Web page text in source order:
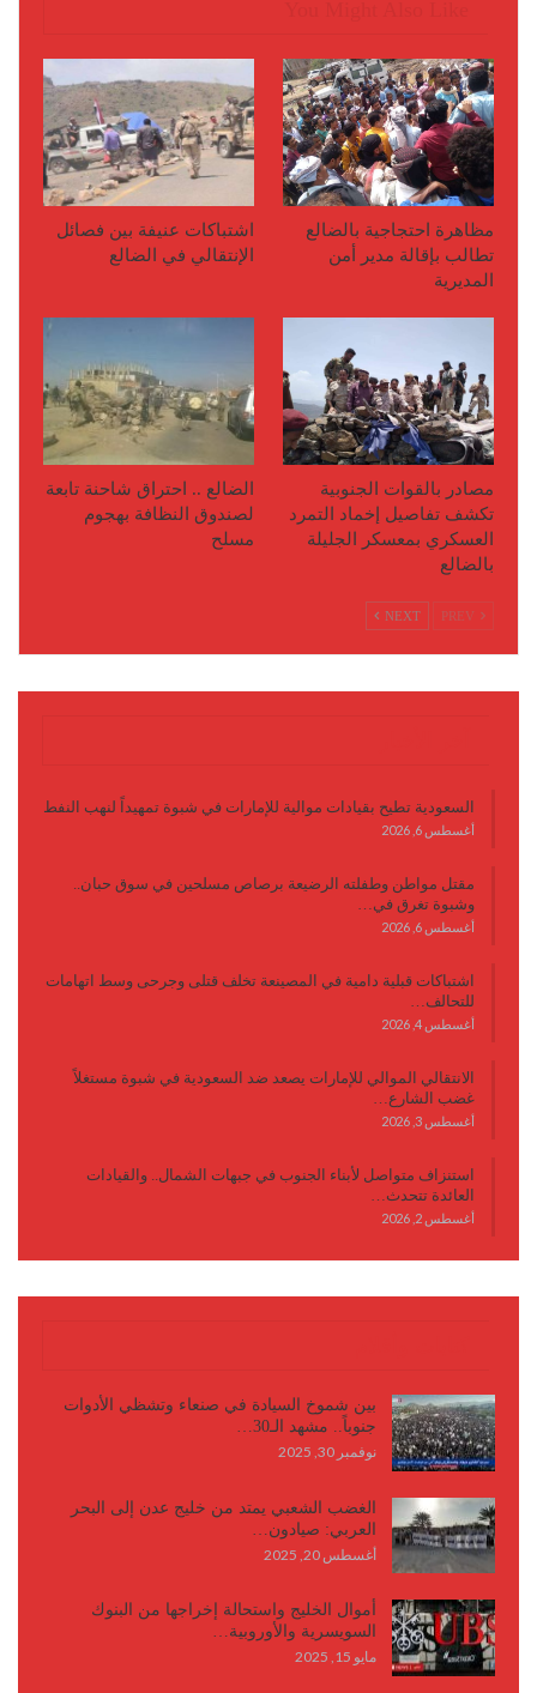
مظاهرة احتجاجية بالضالع
تطالب بإقالة مدير أمن
المديرية
اشتباكات عنيفة بين فصائل
الإنتقالي في الضالع
مصادر بالقوات الجنوبية
تكشف تفاصيل إخماد التمرد
العسكري بمعسكر الجليلة
بالضالع
الضالع .. احتراق شاحنة تابعة
لصندوق النظافة بهجوم
مسلح
NEXT
السعودية تطيح بقيادات موالية للإمارات في شبوة تمهيداً لنهب النفط
أغسطس 6, 2026
مقتل مواطن وطفلته الرضيعة برصاص مسلحين في سوق حبان..
وشبوة تغرق في…
أغسطس 6, 2026
اشتباكات قبلية دامية في المصينعة تخلف قتلى وجرحى وسط اتهامات
للتحالف…
أغسطس 4, 2026
الانتقالي الموالي للإمارات يصعد ضد السعودية في شبوة مستغلاً
غضب الشارع…
أغسطس 3, 2026
استنزاف متواصل لأبناء الجنوب في جبهات الشمال.. والقيادات
العائدة تتحدث…
أغسطس 2, 2026
بين شموخ السيادة في صنعاء وتشظي الأدوات
جنوباً.. مشهد الـ30…
نوفمبر 30, 2025
الغضب الشعبي يمتد من خليج عدن إلى البحر
العربي: صيادون…
أغسطس 20, 2025
أموال الخليج واستحالة إخراجها من البنوك
السويسرية والأوروبية…
مايو 15, 2025